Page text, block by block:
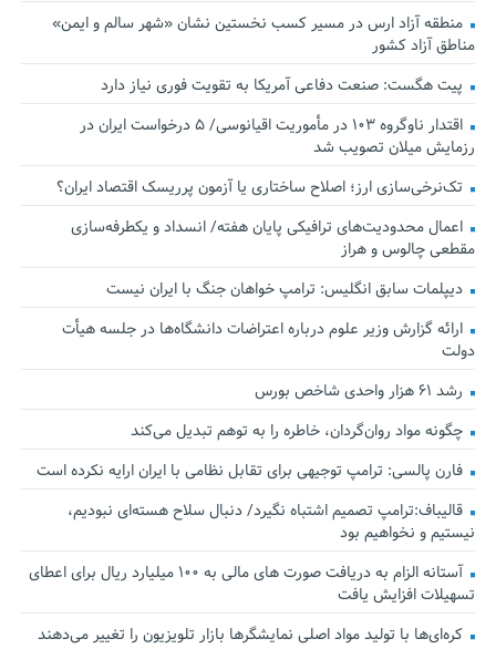
منطقه آزاد ارس در مسیر کسب نخستین نشان «شهر سالم و ایمن»
مناطق آزاد کشور
پیت هگست: صنعت دفاعی آمریکا به تقویت فوری نیاز دارد
اقتدار ناوگروه ۱۰۳ در مأموریت‌ اقیانوسی/ ۵ درخواست ایران در
رزمایش میلان تصویب شد
تک‌نرخی‌سازی ارز؛ اصلاح ساختاری یا آزمون پرریسک اقتصاد ایران؟
اعمال محدودیت‌های ترافیکی پایان هفته/ انسداد و یکطرفه‌سازی
مقطعی چالوس و هراز
دیپلمات سابق انگلیس:‌ ترامپ خواهان جنگ با ایران نیست
ارائه گزارش وزیر علوم درباره اعتراضات دانشگاه‌ها در جلسه هیأت
دولت
رشد ۶۱ هزار واحدی شاخص بورس
چگونه مواد روان‌گردان، خاطره را به توهم تبدیل می‌کند
فارن پالسی: ترامپ توجیهی برای تقابل نظامی با ایران ارایه نکرده است
قالیباف:ترامپ تصمیم اشتباه نگیرد/ دنبال سلاح هسته‌ای نبودیم،
نیستیم و نخواهیم بود
آستانه الزام به دریافت صورت های مالی به ۱۰۰ میلیارد ریال برای اعطای
تسهیلات افزایش یافت
کره‌ای‌ها با تولید مواد اصلی نمایشگرها بازار تلویزیون را تغییر می‌دهند